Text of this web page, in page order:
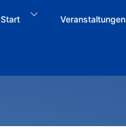
Start Veranstaltungen